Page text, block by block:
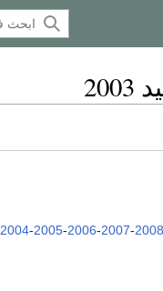
2004-2005-2006-2007-2008